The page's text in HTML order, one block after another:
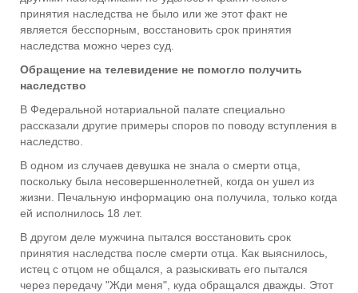
принятия наследства не было или же этот факт не
является бесспорным, восстановить срок принятия
наследства можно через суд.
Обращение на телевидение не помогло получить
наследство
В Федеральной нотариальной палате специально
рассказали другие примеры споров по поводу вступления в
наследство.
В одном из случаев девушка не знала о смерти отца,
поскольку была несовершеннолетней, когда он ушел из
жизни. Печальную информацию она получила, только когда
ей исполнилось 18 лет.
В другом деле мужчина пытался восстановить срок
принятия наследства после смерти отца. Как выяснилось,
истец с отцом не общался, а разыскивать его пытался
через передачу "Жди меня", куда обращался дважды. Этот